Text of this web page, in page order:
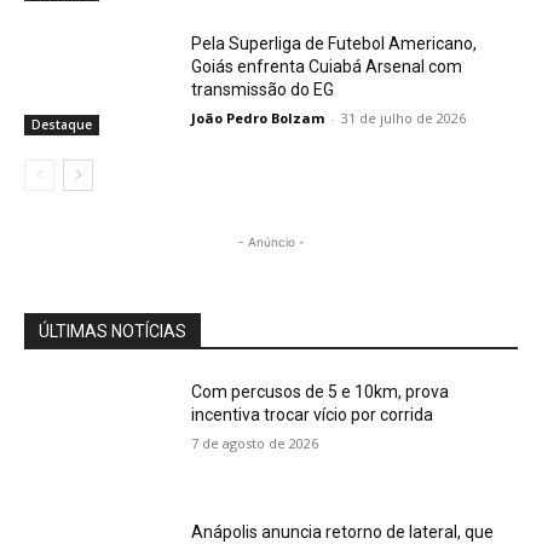
Destaque
Pela Superliga de Futebol Americano,
Goiás enfrenta Cuiabá Arsenal com
transmissão do EG
João Pedro Bolzam - 31 de julho de 2026
- Anúncio -
ÚLTIMAS NOTÍCIAS
Com percusos de 5 e 10km, prova
incentiva trocar vício por corrida
7 de agosto de 2026
Anápolis anuncia retorno de lateral, que